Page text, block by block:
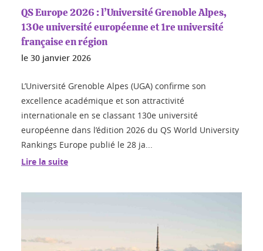
QS Europe 2026 : l’Université Grenoble Alpes,
130e université européenne et 1re université
française en région
le 30 janvier 2026
L’Université Grenoble Alpes (UGA) confirme son
excellence académique et son attractivité
internationale en se classant 130e université
européenne dans l’édition 2026 du QS World University
Rankings Europe publié le 28 ja...
Lire la suite